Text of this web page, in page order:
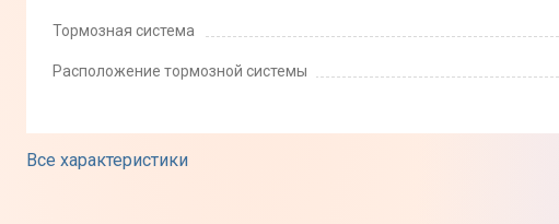
Все характеристики
Тормозная система
Расположение тормозной системы
Цвет модели